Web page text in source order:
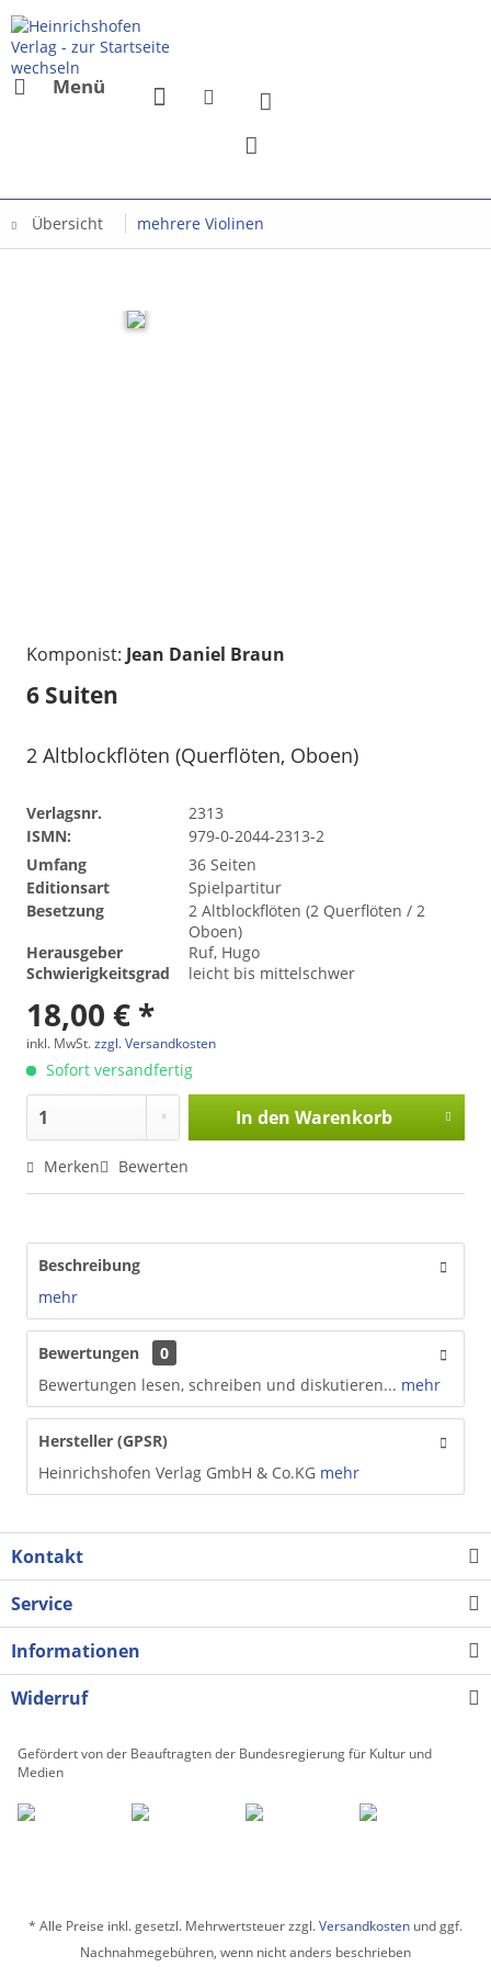
Menü
Übersicht mehrere Violinen
Komponist: Jean Daniel Braun
6 Suiten
2 Altblockflöten (Querflöten, Oboen)
Verlagsnr.
2313
ISMN:
979-0-2044-2313-2
Umfang
36 Seiten
Editionsart
Spielpartitur
Besetzung
2 Altblockflöten (2 Querflöten / 2
Oboen)
Herausgeber
Ruf, Hugo
Schwierigkeitsgrad
leicht bis mittelschwer
18,00 € *
inkl. MwSt.zzgl. Versandkosten
Sofort versandfertig
In den Warenkorb
Merken Bewerten
Beschreibung
mehr
Bewertungen
0
Bewertungen lesen, schreiben und diskutieren... mehr
Hersteller (GPSR)
Heinrichshofen Verlag GmbH & Co.KG mehr
Kontakt
Service
Informationen
Widerruf
Gefördert von der Beauftragten der Bundesregierung für Kultur und
Medien
* Alle Preise inkl. gesetzl. Mehrwertsteuer zzgl.Versandkosten und ggf.
Nachnahmegebühren, wenn nicht anders beschrieben